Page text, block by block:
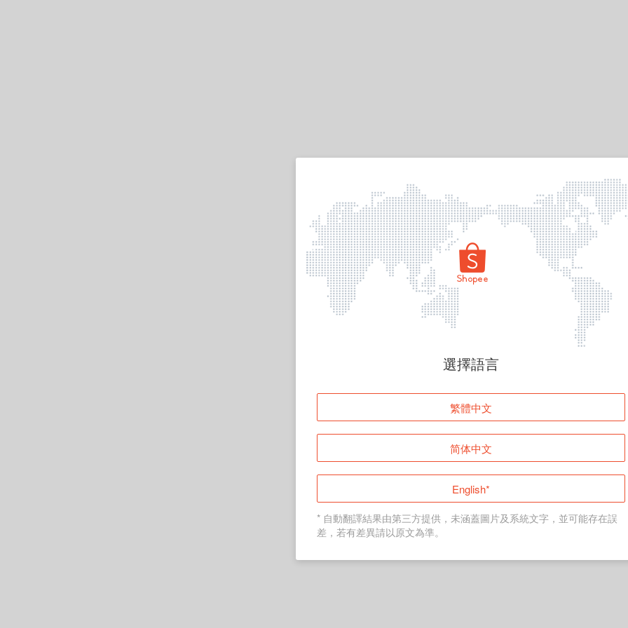
頁面無法顯示
登入
返回首頁
選擇語言
繁體中文
简体中文
English*
* 自動翻譯結果由第三方提供，未涵蓋圖片及系統文字，並可能存在誤
差，若有差異請以原文為準。